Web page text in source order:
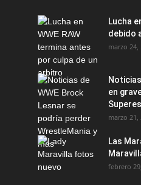
Lucha
debido
marzo 24,
en
marzo 21,
Las
febrero